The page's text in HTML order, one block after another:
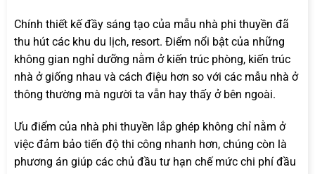
Chính thiết kế đầy sáng tạo của mẫu nhà phi thuyền đã
thu hút các khu du lịch, resort. Điểm nổi bật của những
không gian nghỉ dưỡng nằm ở kiến trúc phòng, kiến trúc
nhà ở giống nhau và cách điệu hơn so với các mẫu nhà ở
thông thường mà người ta vẫn hay thấy ở bên ngoài.
Ưu điểm của nhà phi thuyền lắp ghép không chỉ nằm ở
việc đảm bảo tiến độ thi công nhanh hơn, chúng còn là
phương án giúp các chủ đầu tư hạn chế mức chi phí đầu